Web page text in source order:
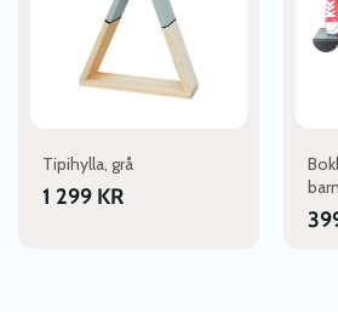
Tipihylla, grå
1 299 KR